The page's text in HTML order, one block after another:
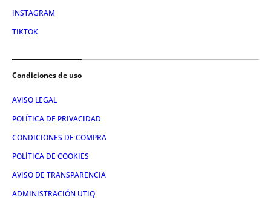
INSTAGRAM
TIKTOK
Condiciones de uso
AVISO LEGAL
POLÍTICA DE PRIVACIDAD
CONDICIONES DE COMPRA
POLÍTICA DE COOKIES
AVISO DE TRANSPARENCIA
ADMINISTRACIÓN UTIQ